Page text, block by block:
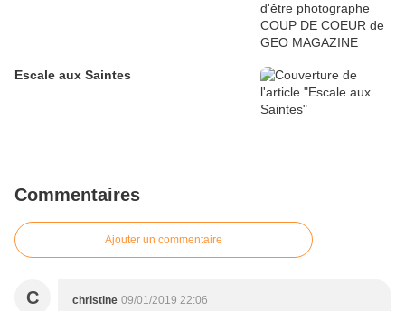
Escale aux Saintes
Commentaires
Ajouter un commentaire
C christine 09/01/2019 22:06